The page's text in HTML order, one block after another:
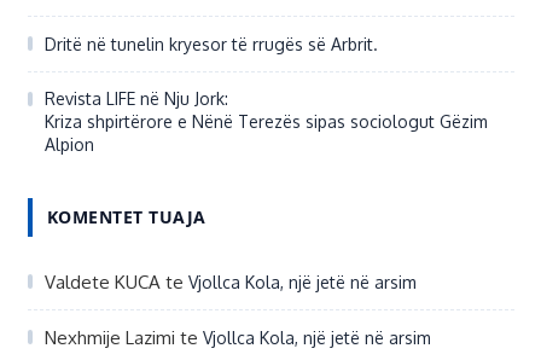
Dritë në tunelin kryesor të rrugës së Arbrit.
Revista LIFE në Nju Jork:
Kriza shpirtërore e Nënë Terezës sipas sociologut Gëzim
Alpion
KOMENTET TUAJA
Valdete KUCAte Vjollca Kola, një jetë në arsim
Nexhmije Lazimi te Vjollca Kola, një jetë në arsim